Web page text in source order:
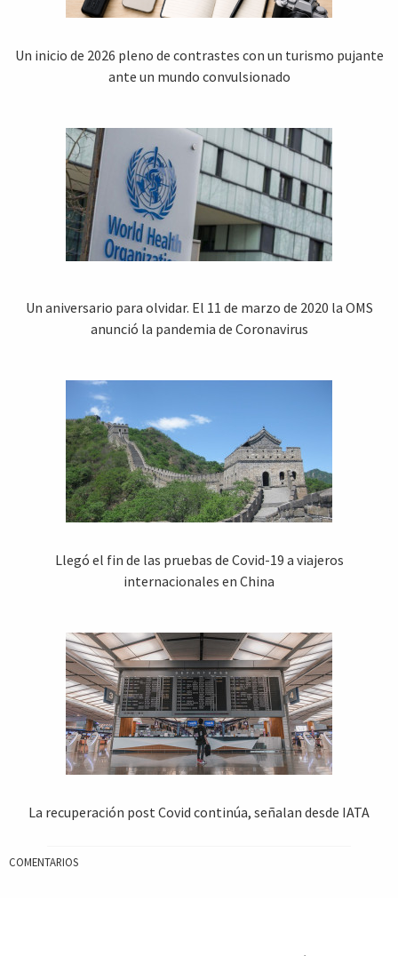
Un inicio de 2026 pleno de contrastes con un turismo pujante
ante un mundo convulsionado
Un aniversario para olvidar. El 11 de marzo de 2020 la OMS
anunció la pandemia de Coronavirus
Llegó el fin de las pruebas de Covid-19 a viajeros
internacionales en China
La recuperación post Covid continúa, señalan desde IATA
COMENTARIOS